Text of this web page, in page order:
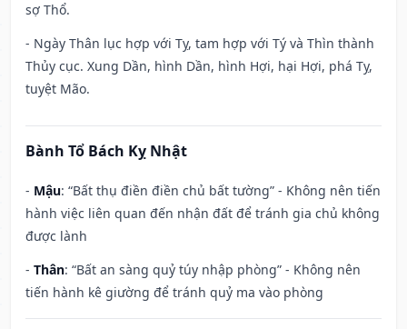
sợ Thổ.
- Ngày Thân lục hợp với Tỵ, tam hợp với Tý và Thìn thành
Thủy cục. Xung Dần, hình Dần, hình Hợi, hại Hợi, phá Tỵ,
tuyệt Mão.
Bành Tổ Bách Kỵ Nhật
- Mậu: “Bất thụ điền điền chủ bất tường” - Không nên tiến
hành việc liên quan đến nhận đất để tránh gia chủ không
được lành
- Thân: “Bất an sàng quỷ túy nhập phòng” - Không nên
tiến hành kê giường để tránh quỷ ma vào phòng